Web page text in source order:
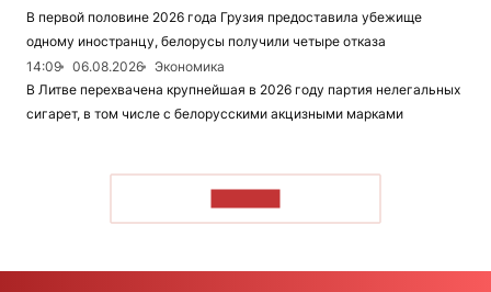
В первой половине 2026 года Грузия предоставила убежище
одному иностранцу, белорусы получили четыре отказа
14:09
06.08.2026
Экономика
В Литве перехвачена крупнейшая в 2026 году партия нелегальных
сигарет, в том числе с белорусскими акцизными марками